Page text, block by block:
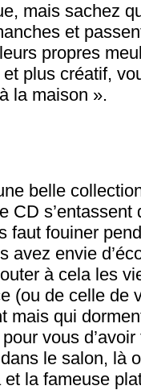
mais sachez
et
propres
plus créatif,
la maison ».
belle
CD s’entassent
faut fouiner
avez envie
à cela les
(ou de celle de
mais qui
vous
le salon, là
la fameuse